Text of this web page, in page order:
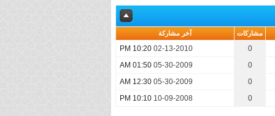
مشاركات آخر مشاركة
0
02-13-2010
10:20 PM
0
05-30-2009
01:50 AM
0
05-30-2009
12:30 AM
0
10-09-2008
10:10 PM